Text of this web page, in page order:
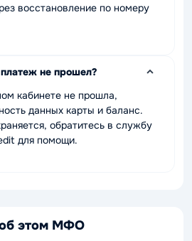
восстановление по номеру
не прошел?
кабинете не прошла,
данных карты и баланс.
обратитесь в службу
для помощи.
об этом МФО